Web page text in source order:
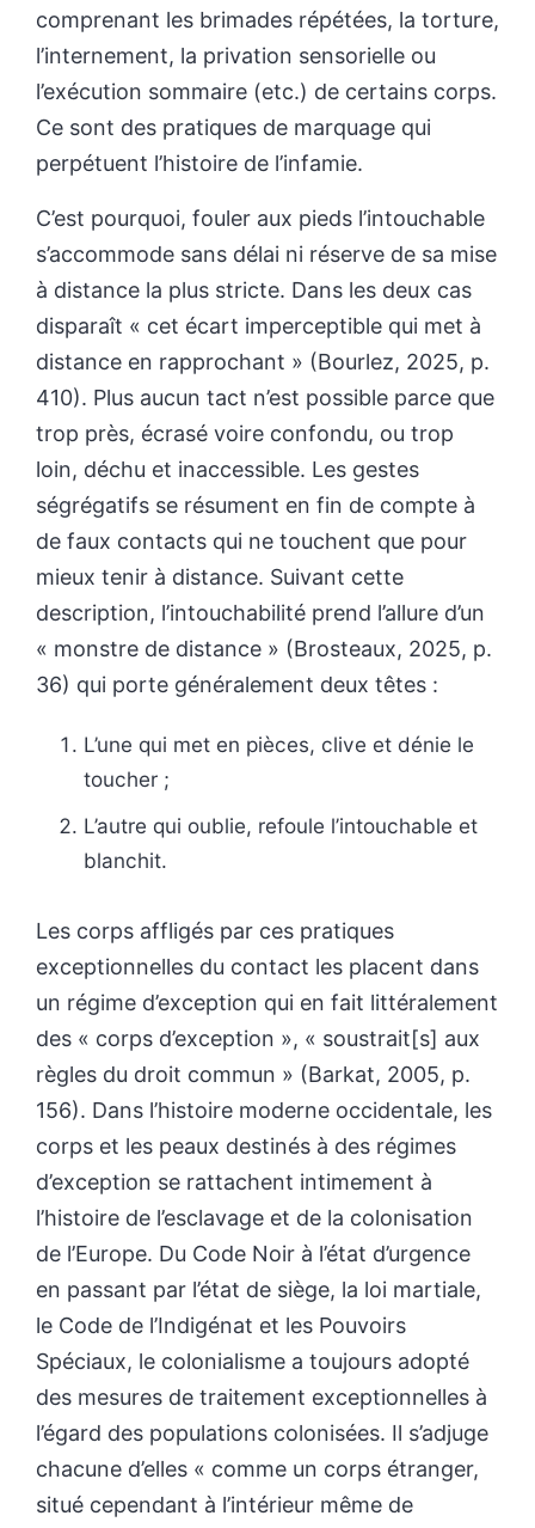
comprenant les brimades répétées, la torture,
l’internement, la privation sensorielle ou
l’exécution sommaire (etc.) de certains corps.
Ce sont des pratiques de marquage qui
perpétuent l’histoire de l’infamie.
C’est pourquoi, fouler aux pieds l’intouchable
s’accommode sans délai ni réserve de sa mise
à distance la plus stricte. Dans les deux cas
disparaît « cet écart imperceptible qui met à
distance en rapprochant » (Bourlez, 2025, p.
410). Plus aucun tact n’est possible parce que
trop près, écrasé voire confondu, ou trop
loin, déchu et inaccessible. Les gestes
ségrégatifs se résument en fin de compte à
de faux contacts qui ne touchent que pour
mieux tenir à distance. Suivant cette
description, l’intouchabilité prend l’allure d’un
« monstre de distance » (Brosteaux, 2025, p.
36) qui porte généralement deux têtes :
L’une qui met en pièces, clive et dénie le
toucher ;
L’autre qui oublie, refoule l’intouchable et
blanchit.
Les corps affligés par ces pratiques
exceptionnelles du contact les placent dans
un régime d’exception qui en fait littéralement
des « corps d’exception », « soustrait[s] aux
règles du droit commun » (Barkat, 2005, p.
156). Dans l’histoire moderne occidentale, les
corps et les peaux destinés à des régimes
d’exception se rattachent intimement à
l’histoire de l’esclavage et de la colonisation
de l’Europe. Du Code Noir à l’état d’urgence
en passant par l’état de siège, la loi martiale,
le Code de l’Indigénat et les Pouvoirs
Spéciaux, le colonialisme a toujours adopté
des mesures de traitement exceptionnelles à
l’égard des populations colonisées. Il s’adjuge
chacune d’elles « comme un corps étranger,
situé cependant à l’intérieur même de